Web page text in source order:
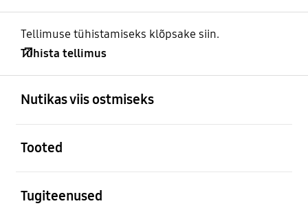
Tellimuse tühistamiseks klõpsake siin.
Tühista tellimus
Nutikas viis ostmiseks
Tooted
Tugiteenused